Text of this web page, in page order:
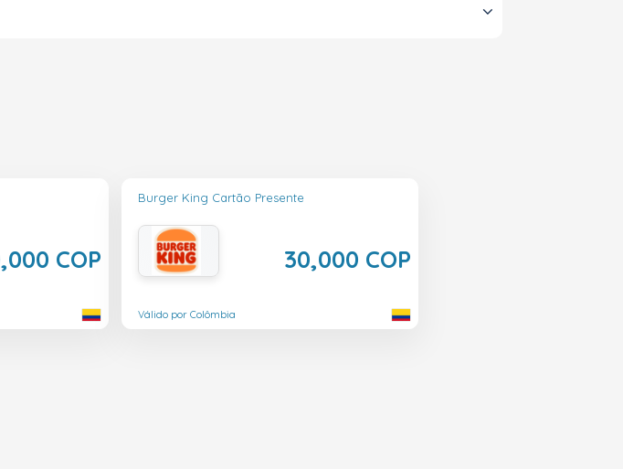
COP
Burger King Cartão Presente
30,000 COP
Válido por Colômbia